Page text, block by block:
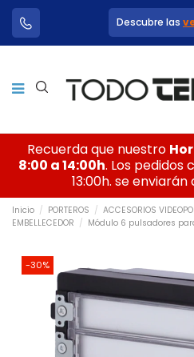
Descubre las
Recuerda que nuestro
8:00 a 14:00h. Los pedidos
13:00h. se
Inicio PORTEROS ACCESORIOS
EMBELLECEDOR
Módulo 6 pulsadores
-30%